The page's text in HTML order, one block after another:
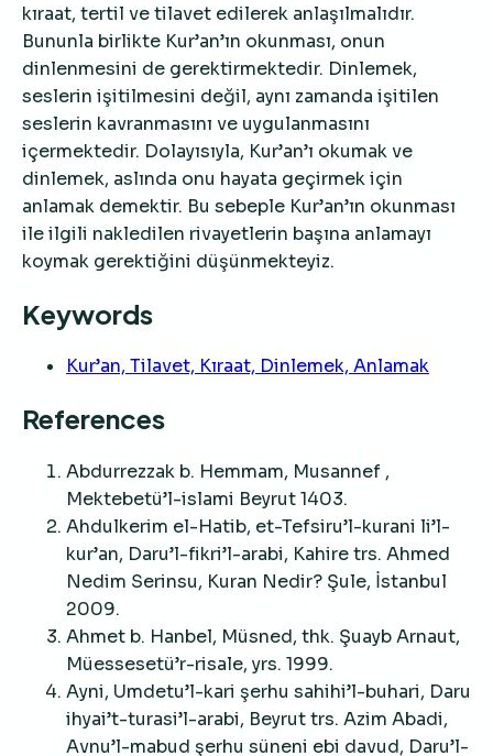
kıraat, tertil ve tilavet edilerek anlaşılmalıdır.
Bununla birlikte Kur’an’ın okunması, onun
dinlenmesini de gerektirmektedir. Dinlemek,
seslerin işitilmesini değil, aynı zamanda işitilen
seslerin kavranmasını ve uygulanmasını
içermektedir. Dolayısıyla, Kur’an’ı okumak ve
dinlemek, aslında onu hayata geçirmek için
anlamak demektir. Bu sebeple Kur’an’ın okunması
ile ilgili nakledilen rivayetlerin başına anlamayı
koymak gerektiğini düşünmekteyiz.
Keywords
Kur’an, Tilavet, Kıraat, Dinlemek, Anlamak
References
Abdurrezzak b. Hemmam, Musannef ,
Mektebetü’l-islami Beyrut 1403.
Ahdulkerim el-Hatib, et-Tefsiru’l-kurani li’l-
kur’an, Daru’l-fikri’l-arabi, Kahire trs. Ahmed
Nedim Serinsu, Kuran Nedir? Şule, İstanbul
2009.
Ahmet b. Hanbel, Müsned, thk. Şuayb Arnaut,
Müessesetü’r-risale, yrs. 1999.
Ayni, Umdetu’l-kari şerhu sahihi’l-buhari, Daru
ihyai’t-turasi’l-arabi, Beyrut trs. Azim Abadi,
Avnu’l-mabud şerhu süneni ebi davud, Daru’l-